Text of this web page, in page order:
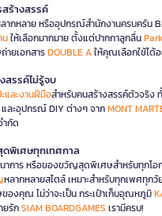
สร้างสรรค์
ากหลาย หรืออุปกรณ์สำนักงานครบครัน
นให้เลือกมากมาย ตั้งแต่ปากกาลูกลื่น
ายเอกสารDOUBLE Aให้คุณเลือกใช้ได้
สรรค์ไม่รู้จบ
และงานฝีมือสำหรับคนสร้างสรรค์ตัวจริง
และอุปกรณ์ DIY ต่างๆ จากMONT
ำกัด
พิเศษทุกเทศกาล
การ หรือของขวัญสุดพิเศษสำหรับทุกโอก
หลากหลายสไตล์ เหมาะสำหรับทุกเพศทุกวั
องคุณ ไม่ว่าจะเป็น กระเป๋าเก็บอุณหภูมิ
ยรักSIAM BOARDGAMES เรามีครบ!